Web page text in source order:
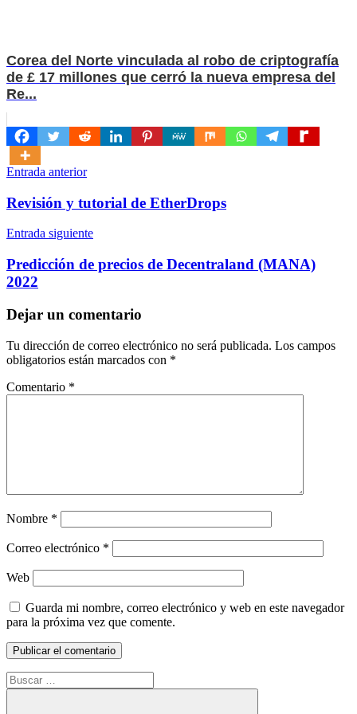
Corea del Norte vinculada al robo de criptografía
de £ 17 millones que cerró la nueva empresa del
Re...
Navegación
de
entradas
Entrada anterior
Revisión y tutorial de EtherDrops
Entrada siguiente
Predicción de precios de Decentraland (MANA)
2022
Dejar un comentario
Tu dirección de correo electrónico no será publicada. Los campos
obligatorios están marcados con *
Comentario *
Nombre *
Correo electrónico *
Web
Guarda mi nombre, correo electrónico y web en este navegador
para la próxima vez que comente.
Buscar: